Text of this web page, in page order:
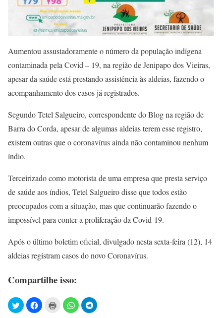
Aumentou assustadoramente o número da população indígena
contaminada pela Covid – 19, na região de Jenipapo dos Vieiras,
apesar da saúde está prestando assistência às aldeias, fazendo o
acompanhamento dos casos já registrados.
Segundo Tetel Salgueiro, correspondente do Blog na região de
Barra do Corda, apesar de algumas aldeias terem esse registro,
existem outras que o coronavírus ainda não contaminou nenhum
índio.
Terceirizado como motorista de uma empresa que presta serviço
de saúde aos índios, Tetel Salgueiro disse que todos estão
preocupados com a situação, mas que continuarão fazendo o
impossível para conter a proliferação da Covid-19.
Após o último boletim oficial, divulgado nesta sexta-feira (12), 14
aldeias registram casos do novo Coronavírus.
Compartilhe isso: